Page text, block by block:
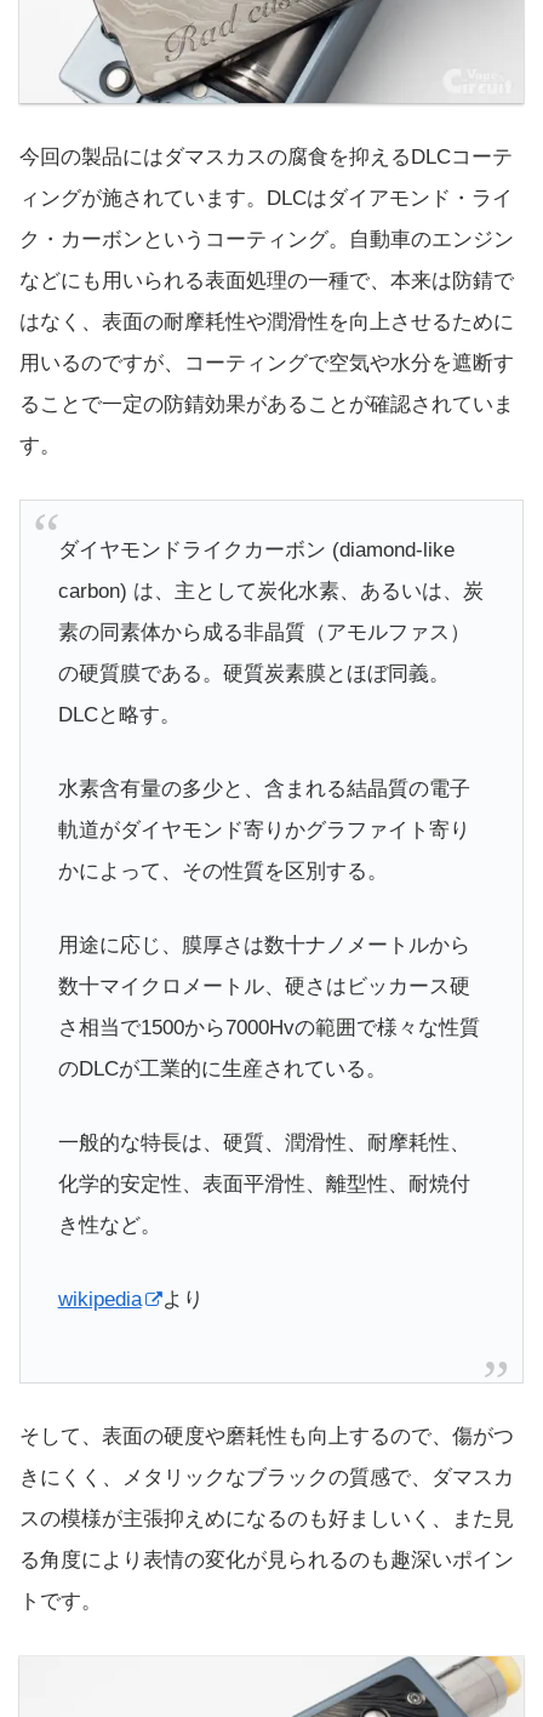
今回の製品にはダマスカスの腐食を抑えるDLCコーテ
ィングが施されています。DLCはダイアモンド・ライ
ク・カーボンというコーティング。自動車のエンジン
などにも用いられる表面処理の一種で、本来は防錆で
はなく、表面の耐摩耗性や潤滑性を向上させるために
用いるのですが、コーティングで空気や水分を遮断す
ることで一定の防錆効果があることが確認されていま
す。
ダイヤモンドライクカーボン (diamond‐like
carbon) は、主として炭化水素、あるいは、炭
素の同素体から成る非晶質（アモルファス）
の硬質膜である。硬質炭素膜とほぼ同義。
DLCと略す。
水素含有量の多少と、含まれる結晶質の電子
軌道がダイヤモンド寄りかグラファイト寄り
かによって、その性質を区別する。
用途に応じ、膜厚さは数十ナノメートルから
数十マイクロメートル、硬さはビッカース硬
さ相当で1500から7000Hvの範囲で様々な性質
のDLCが工業的に生産されている。
一般的な特長は、硬質、潤滑性、耐摩耗性、
化学的安定性、表面平滑性、離型性、耐焼付
き性など。
wikipedia より
そして、表面の硬度や磨耗性も向上するので、傷がつ
きにくく、メタリックなブラックの質感で、ダマスカ
スの模様が主張抑えめになるのも好ましいく、また見
る角度により表情の変化が見られるのも趣深いポイン
トです。